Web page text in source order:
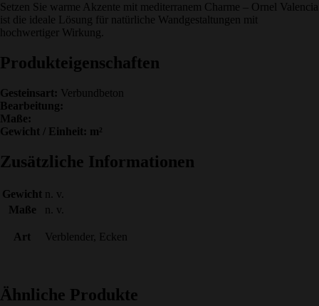
Setzen Sie warme Akzente mit mediterranem Charme – Ornel Valencia
ist die ideale Lösung für natürliche Wandgestaltungen mit
hochwertiger Wirkung.
Produkteigenschaften
Gesteinsart: Verbundbeton
Bearbeitung:
Maße:
Gewicht / Einheit: m²
Zusätzliche Informationen
Gewicht n. v.
Maße
n. v.
Art Verblender, Ecken
Ähnliche Produkte